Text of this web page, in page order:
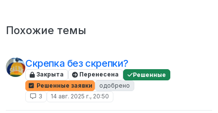
Похожие темы
Скрепка без скрепки?
Закрыта Перенесена
Решенные
Решенные заявки
одобрено
3
14 авг. 2025 г., 20:50